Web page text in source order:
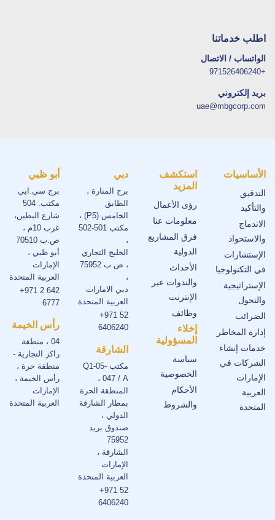
اطلب خدماتنا
الواتساب / الاتصال
+971526406240
بريد إلكتروني
uae@mbgcorp.com
الأساسيات
التدقيق
والتأكيد
الاندماج
والاستحواذ
الإستشارات
في التكنولوجيا
الإستراتيجية
والتحول
الضرائب
إدارة المخاطر
خدمات إنشاء
الشركات في
الإمارات
العربية
المتحدة
استكشف
المزيد
رؤى الأعمال
معلومات عنا
فرق المشاريع
الدولية
الأحداث
والندوات عبر
الإنترنت
وظائف
إخلاء
المسؤولية
سياسة
الخصوصية
الأحكام
والشروط
دبي
برج المنارة ،
الطابق
الخامس (P5) ،
مكتب 501-502
،
الخليج التجاري
، ص.ب 75952
،
دبي الامارات
العربية المتحدة
+971 52
6406240
الشارقة
مكتب Q1-05-
047 / A ،
المنطقة الحرة
بمطار الشارقة
الدولي ،
صندوق بريد
75952
الشارقة ،
الإمارات
العربية المتحدة
+971 52
6406240
أبو ظبي
برج سي.ايي
مكتب. 504
شارع البطين،
غرب 10م ،
ص.ب 70510
أبو ظبي ،
الإمارات
العربية المتحدة
+971 2 642
6777
رأس الخيمة
04 ، منطقة
راكز التجارية -
منطقة حرة ،
رأس الخيمة ،
الإمارات
العربية المتحدة